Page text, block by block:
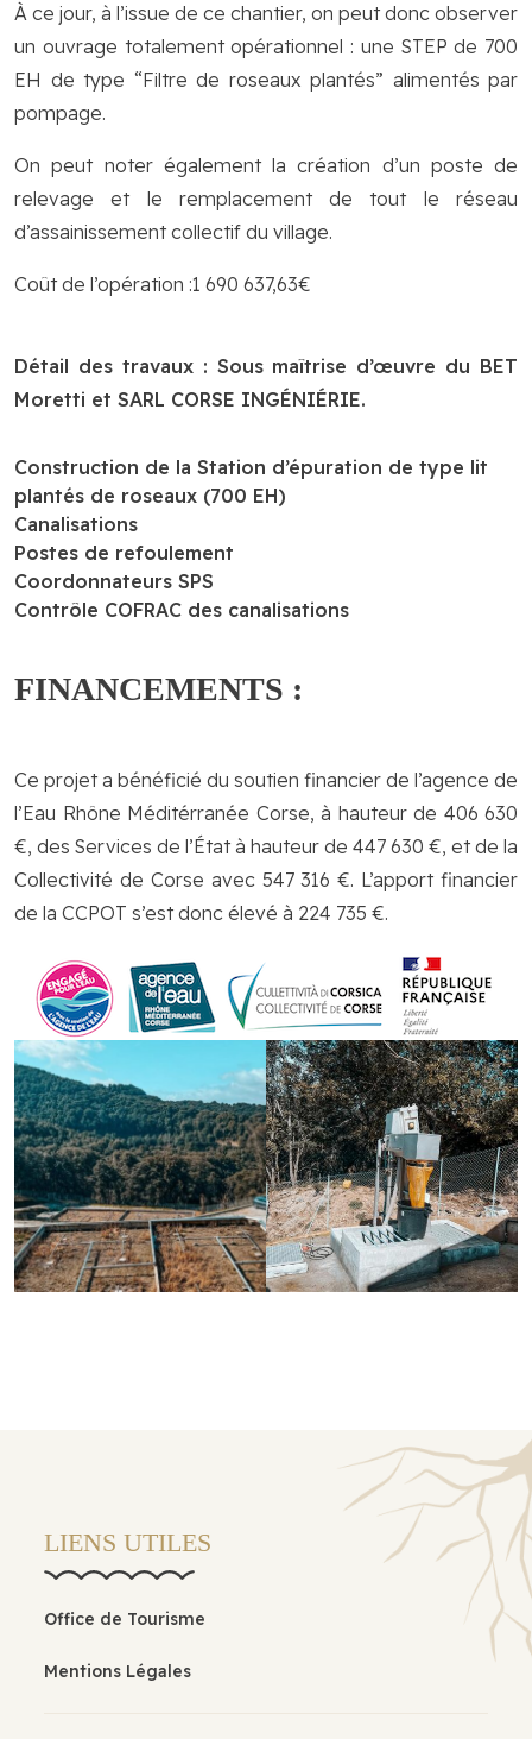
À ce jour, à l’issue de ce chantier, on peut donc observer
un ouvrage totalement opérationnel : une STEP de 700
EH de type “Filtre de roseaux plantés” alimentés par
pompage.
On peut noter également la création d’un poste de
relevage et le remplacement de tout le réseau
d’assainissement collectif du village.
Coût de l’opération :1 690 637,63€
Détail des travaux : Sous maîtrise d’œuvre du BET
Moretti et SARL CORSE INGÉNIÉRIE.
Construction de la Station d’épuration de type lit
plantés de roseaux (700 EH)
Canalisations
Postes de refoulement
Coordonnateurs SPS
Contrôle COFRAC des canalisations
FINANCEMENTS :
Ce projet a bénéficié du soutien financier de l’agence de
l’Eau Rhône Méditérranée Corse, à hauteur de 406 630
€, des Services de l’État à hauteur de 447 630 €, et de la
Collectivité de Corse avec 547 316 €. L’apport financier
de la CCPOT s’est donc élevé à 224 735 €.
LIENS UTILES
Office de Tourisme
Mentions Légales